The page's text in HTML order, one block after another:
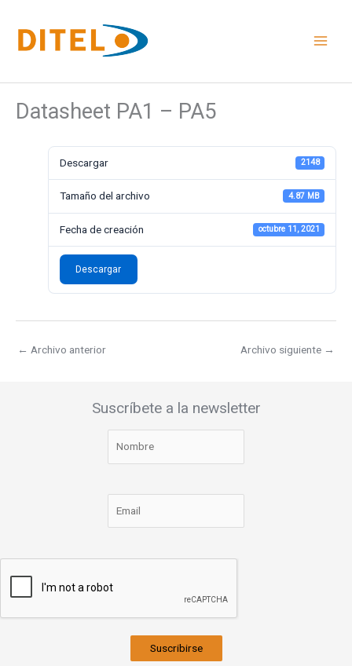
contenido
Datasheet PA1 – PA5
Descargar 2148
Tamaño del archivo 4.87 MB
Fecha de creación octubre 11, 2021
Descargar
← Archivo anterior Archivo siguiente →
Suscríbete a la newsletter
Suscribirse